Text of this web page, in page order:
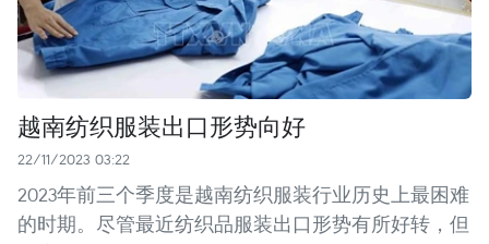
越南纺织服装出口形势向好
22/11/2023 03:22
2023年前三个季度是越南纺织服装行业历史上最困难
的时期。尽管最近纺织品服装出口形势有所好转，但